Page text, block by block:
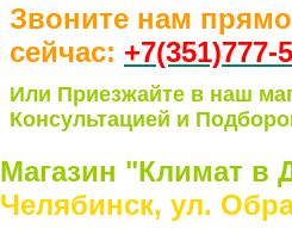
Звоните нам прямо
сейчас: +7(351)777-
Или Приезжайте в наш
Консультацией и
Магазин "Климат в
Челябинск, ул.